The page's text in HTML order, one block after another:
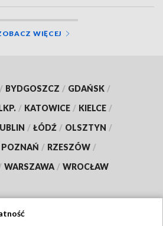
WIĘCEJ
/ BYDGOSZCZ / GDAŃSK /
/ KATOWICE / KIELCE /
/ ŁÓDŹ / OLSZTYN /
POZNAŃ / RZESZÓW /
WARSZAWA / WROCŁAW